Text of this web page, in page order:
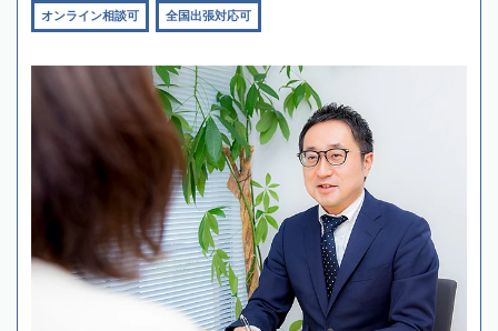
オンライン相談可 全国出張対応可